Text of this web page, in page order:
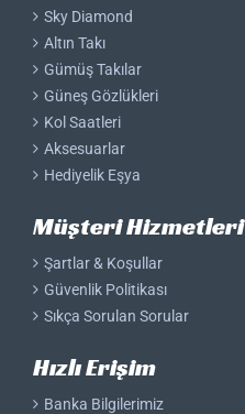
Sky Diamond
Altın Takı
Gümüş Takılar
Güneş Gözlükleri
Kol Saatleri
Aksesuarlar
Hediyelik Eşya
Müşteri Hizmetleri
Şartlar & Koşullar
Güvenlik Politikası
Sıkça Sorulan Sorular
Hızlı Erişim
Banka Bilgilerimiz